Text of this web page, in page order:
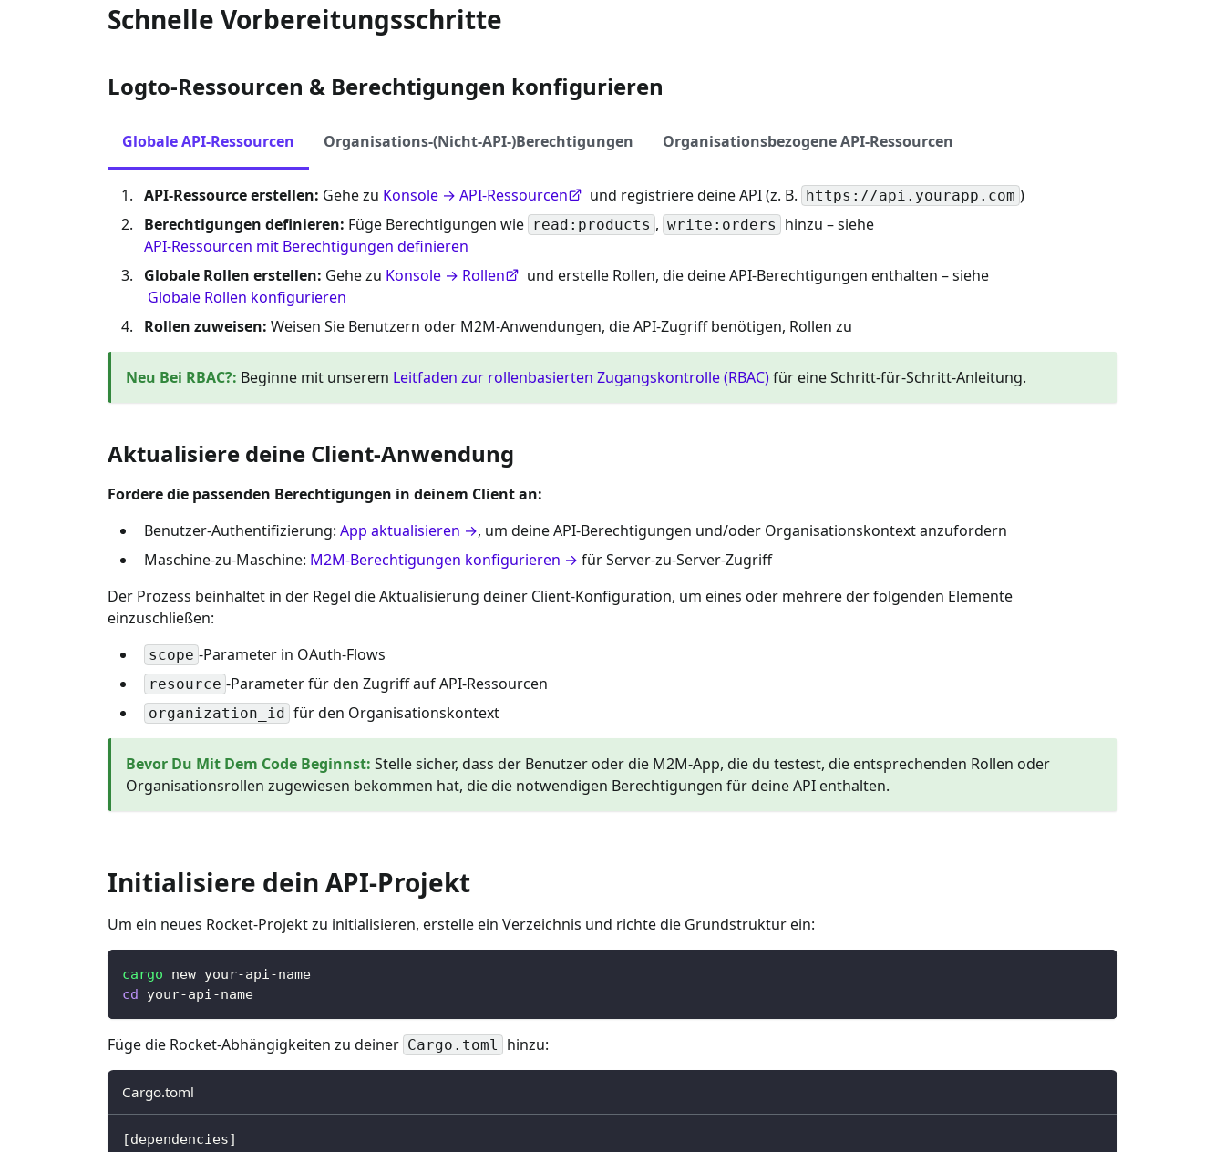
Schnelle Vorbereitungsschritte
Logto-Ressourcen & Berechtigungen konfigurieren
Globale API-Ressourcen Organisations-(Nicht-API-)Berechtigungen Organisationsbezogene API-Ressourcen
API-Ressource erstellen: Gehe zu Konsole → API-Ressourcen und registriere deine API (z. B. https://api.yourapp.com )
Berechtigungen definieren: Füge Berechtigungen wie read:products , write:orders
hinzu – siehe
API-Ressourcen mit Berechtigungen definieren
Globale Rollen erstellen: Gehe zu Konsole → Rollen
und erstelle Rollen, die deine API-Berechtigungen enthalten – siehe
Globale Rollen konfigurieren
Rollen zuweisen: Weisen Sie Benutzern oder M2M-Anwendungen, die API-Zugriff benötigen, Rollen zu
Neu Bei RBAC?: Beginne mit unserem Leitfaden zur rollenbasierten Zugangskontrolle (RBAC)für eine Schritt-für-Schritt-Anleitung.
Aktualisiere deine Client-Anwendung
Fordere die passenden Berechtigungen in deinem Client an:
Benutzer-Authentifizierung: App aktualisieren →, um deine API-Berechtigungen und/oder Organisationskontext anzufordern
Maschine-zu-Maschine: M2M-Berechtigungen konfigurieren → für Server-zu-Server-Zugriff
Der Prozess beinhaltet in der Regel die Aktualisierung deiner Client-Konfiguration, um eines oder mehrere der folgenden Elemente
einzuschließen:
scope -Parameter in OAuth-Flows
resource -Parameter für den Zugriff auf API-Ressourcen
organization_id für den Organisationskontext
Bevor Du Mit Dem Code Beginnst: Stelle sicher, dass der Benutzer oder die M2M-App, die du testest, die entsprechenden Rollen oder
Organisationsrollen zugewiesen bekommen hat, die die notwendigen Berechtigungen für deine API enthalten.
Initialisiere dein API-Projekt
Um ein neues Rocket-Projekt zu initialisieren, erstelle ein Verzeichnis und richte die Grundstruktur ein:
cargo new your-api-name
cd your-api-name
Füge die Rocket-Abhängigkeiten zu deiner Cargo.toml hinzu:
Cargo.toml
[dependencies]